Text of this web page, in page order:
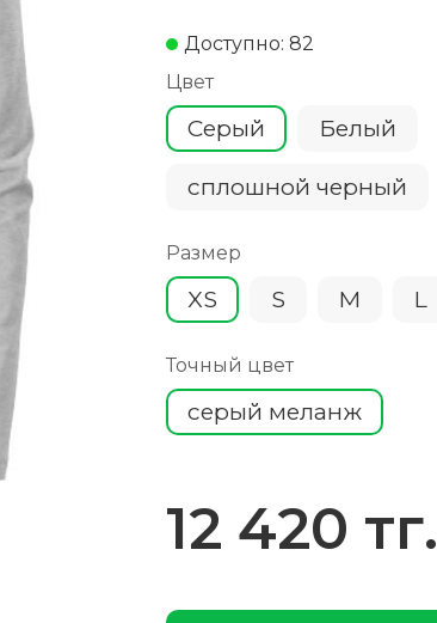
Доступно: 82
Цвет
Серый Белый
сплошной черный
Размер
XS S M L
Точный цвет
серый меланж
12 420 тг.